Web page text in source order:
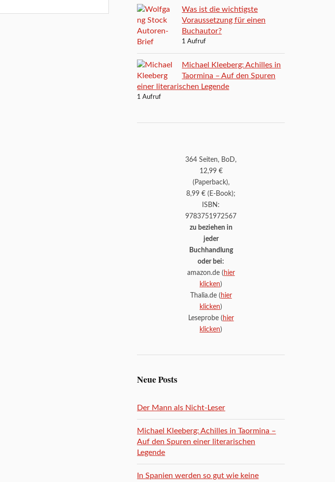
Was ist die wichtigste
Voraussetzung für einen
Buchautor?
1 Aufruf
Michael Kleeberg: Achilles in
Taormina – Auf den Spuren
einer literarischen Legende
1 Aufruf
364 Seiten, BoD,
12,99 €
(Paperback),
8,99 € (E-Book);
ISBN:
9783751972567
zu beziehen in
jeder
Buchhandlung
oder bei:
amazon.de ( hier
klicken)
Thalia.de ( hier
klicken)
Leseprobe ( hier
klicken)
Neue Posts
Der Mann als Nicht-Leser
Michael Kleeberg: Achilles in Taormina –
Auf den Spuren einer literarischen
Legende
In Spanien werden so gut wie keine